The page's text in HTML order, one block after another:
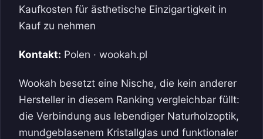
Kaufkosten für ästhetische Einzigartigkeit in
Kauf zu nehmen
Kontakt: Polen · wookah.pl
Wookah besetzt eine Nische, die kein anderer
Hersteller in diesem Ranking vergleichbar füllt:
die Verbindung aus lebendiger Naturholzoptik,
mundgeblasenem Kristallglas und funktionaler